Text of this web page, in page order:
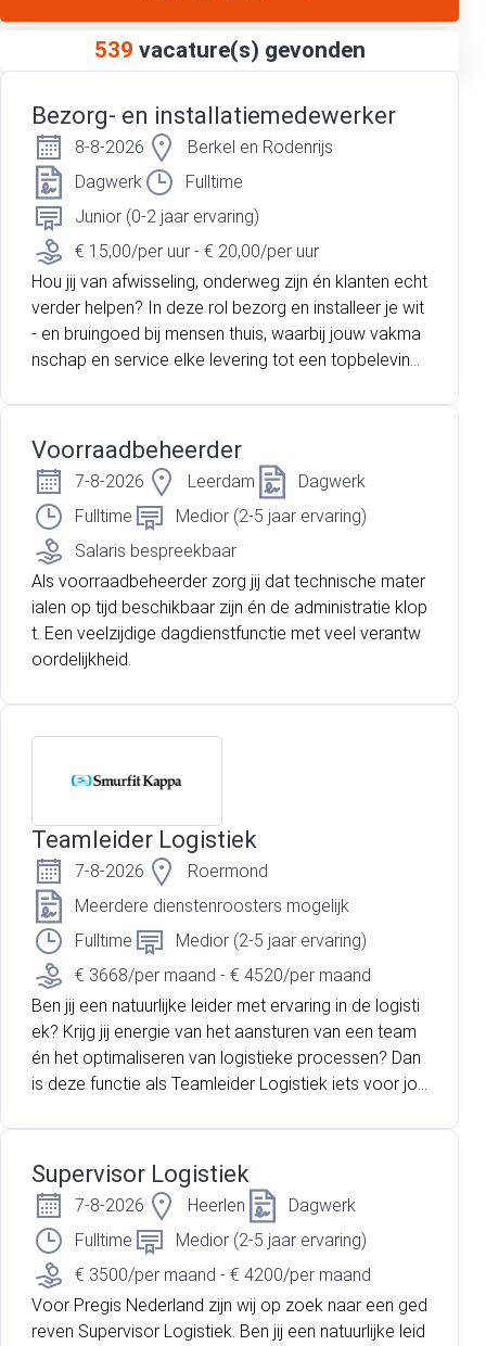
539 vacature(s) gevonden
Bezorg- en installatiemedewerker
8-8-2026
Berkel en Rodenrijs
Dagwerk
Fulltime
Junior (0-2 jaar ervaring)
€ 15,00/per uur - € 20,00/per uur
Hou jij van afwisseling, onderweg zijn én klanten echt
verder helpen? In deze rol bezorg en installeer je wit
- en bruingoed bij mensen thuis, waarbij jouw vakma
nschap en service elke levering tot een topbeleving
Voorraadbeheerder
7-8-2026 Leerdam
Dagwerk
Fulltime
Medior (2-5 jaar ervaring)
Salaris bespreekbaar
Als voorraadbeheerder zorg jij dat technische mater
ialen op tijd beschikbaar zijn én de administratie klop
t. Een veelzijdige dagdienstfunctie met veel verantw
oordelijkheid.
Teamleider Logistiek
7-8-2026
Roermond
Meerdere dienstenroosters mogelijk
Fulltime
Medior (2-5 jaar ervaring)
€ 3668/per maand - € 4520/per maand
Ben jij een natuurlijke leider met ervaring in de logisti
ek? Krijg jij energie van het aansturen van een team
én het optimaliseren van logistieke processen? Dan
is deze functie als Teamleider Logistiek iets voor jo
nde organisatie binnen de industriële sector. Innovati
e, kwaliteit en duurzaamheid staan centraal. Er word
t continu geïnvesteerd in medewerkers, veiligheid en
de verdere ontwikkeling van de organisatie. Je komt
terecht in een betrokken team waar samenwerking
en verbetering hand in hand gaan.
Supervisor Logistiek
7-8-2026 Heerlen
Dagwerk
Fulltime
Medior (2-5 jaar ervaring)
€ 3500/per maand - € 4200/per maand
Voor Pregis Nederland zijn wij op zoek naar een ged
reven Supervisor Logistiek. Ben jij een natuurlijke leid